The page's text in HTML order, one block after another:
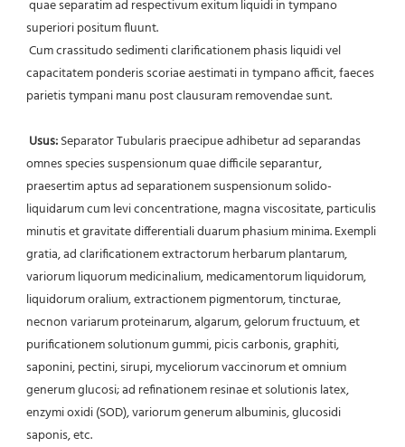
superiori positum fluunt.
capacitatem ponderis scoriae aestimati in tympano afficit, faeces
parietis tympani manu post clausuram removendae sunt.
Usus: Separator Tubularis praecipue adhibetur ad separandas
omnes species suspensionum quae difficile separantur,
praesertim aptus ad separationem suspensionum solido-
liquidarum cum levi concentratione, magna viscositate, particulis
minutis et gravitate differentiali duarum phasium minima. Exempli
gratia, ad clarificationem extractorum herbarum plantarum,
variorum liquorum medicinalium, medicamentorum liquidorum,
liquidorum oralium, extractionem pigmentorum, tincturae,
necnon variarum proteinarum, algarum, gelorum fructuum, et
purificationem solutionum gummi, picis carbonis, graphiti,
saponini, pectini, sirupi, myceliorum vaccinorum et omnium
generum glucosi; ad refinationem resinae et solutionis latex,
enzymi oxidi (SOD), variorum generum albuminis, glucosidi
saponis, etc.